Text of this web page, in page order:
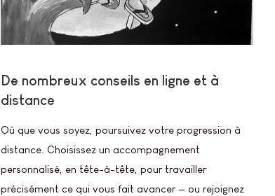
De nombreux conseils en ligne et à
distance
Où que vous soyez, poursuivez votre progression à
distance. Choisissez un accompagnement
personnalisé, en tête-à-tête, pour travailler
précisément ce qui vous fait avancer — ou rejoignez